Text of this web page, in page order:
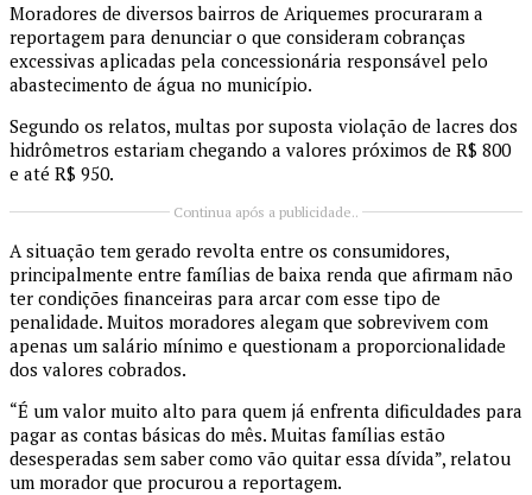
Moradores de diversos bairros de Ariquemes procuraram a
reportagem para denunciar o que consideram cobranças
excessivas aplicadas pela concessionária responsável pelo
abastecimento de água no município.
Segundo os relatos, multas por suposta violação de lacres dos
hidrômetros estariam chegando a valores próximos de R$ 800
e até R$ 950.
Continua após a publicidade..
A situação tem gerado revolta entre os consumidores,
principalmente entre famílias de baixa renda que afirmam não
ter condições financeiras para arcar com esse tipo de
penalidade. Muitos moradores alegam que sobrevivem com
apenas um salário mínimo e questionam a proporcionalidade
dos valores cobrados.
“É um valor muito alto para quem já enfrenta dificuldades para
pagar as contas básicas do mês. Muitas famílias estão
desesperadas sem saber como vão quitar essa dívida”, relatou
um morador que procurou a reportagem.